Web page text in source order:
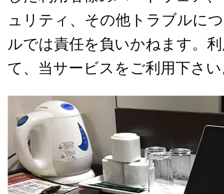
ュリティ、その他トラブルに
ルでは責任を負いかねます。
て、当サービスをご利用下さ